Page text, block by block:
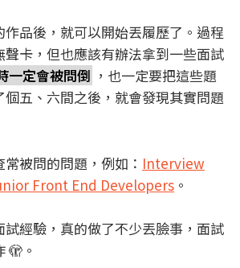
品後，就可以開始丟履歷了。過程
聲卡，但也應該有辦法拿到一些面試
一定會被問倒 ，也一定要把這些題
個五、六間之後，就會發現其實問題
被問的問題，例如： Interview
Front End Developers 。
經驗，真的做了不少丟臉事，面試
🫣。